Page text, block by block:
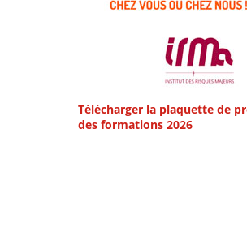
Télécharger la plaquette de
des formations 2026